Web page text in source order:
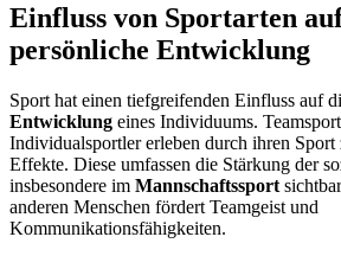
Einfluss von Sportarten
persönliche Entwicklung
Sport hat einen tiefgreifenden Einfluss auf
Entwicklung eines Individuums.
Individualsportler erleben durch ihren Sport
Effekte. Diese umfassen die Stärkung der
insbesondere im Mannschaftssport
anderen Menschen fördert Teamgeist und
Kommunikationsfähigkeiten.